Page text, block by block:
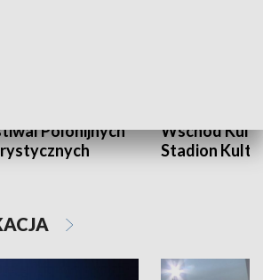
Polonijnych
Wschód
Stadion